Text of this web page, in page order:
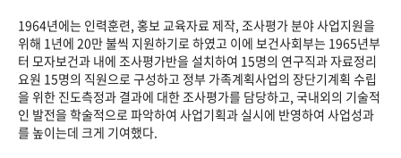
1964년에는 인력훈련, 홍보 교육자료 제작, 조사평가 분야 사업지원을
위해 1년에 20만 불씩 지원하기로 하였고 이에 보건사회부는 1965년부
터 모자보건과 내에 조사평가반을 설치하여 15명의 연구직과 자료정리
요원 15명의 직원으로 구성하고 정부 가족계획사업의 장단기계획 수립
을 위한 진도측정과 결과에 대한 조사평가를 담당하고, 국내외의 기술적
인 발전을 학술적으로 파악하여 사업기획과 실시에 반영하여 사업성과
를 높이는데 크게 기여했다.